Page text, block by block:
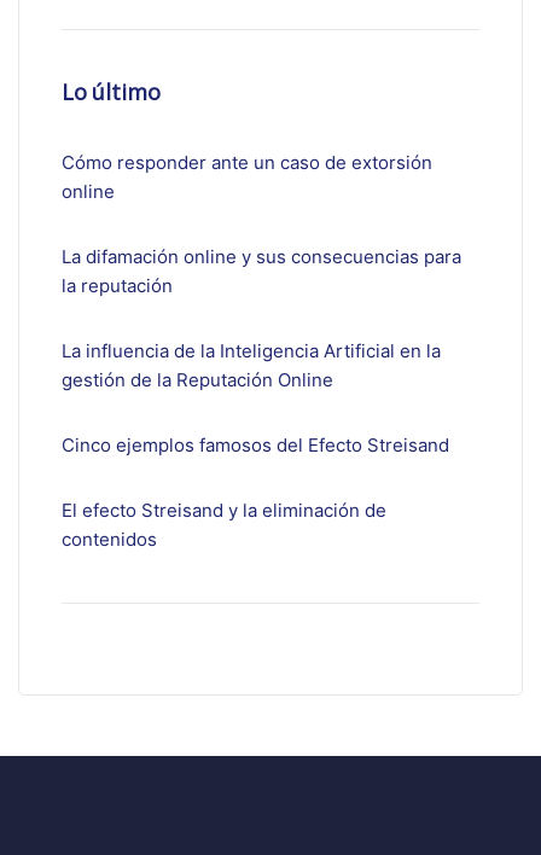
Lo último
Cómo responder ante un caso de extorsión
online
La difamación online y sus consecuencias para
la reputación
La influencia de la Inteligencia Artificial en la
gestión de la Reputación Online
Cinco ejemplos famosos del Efecto Streisand
El efecto Streisand y la eliminación de
contenidos